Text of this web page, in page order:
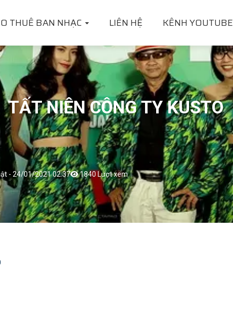
THUÊ BAN NHẠC LIÊN HỆ KÊNH YOUTUBE
TẤT NIÊN CÔNG TY KUSTO
- 24/01/2021 02:37 1840 Lượt xem